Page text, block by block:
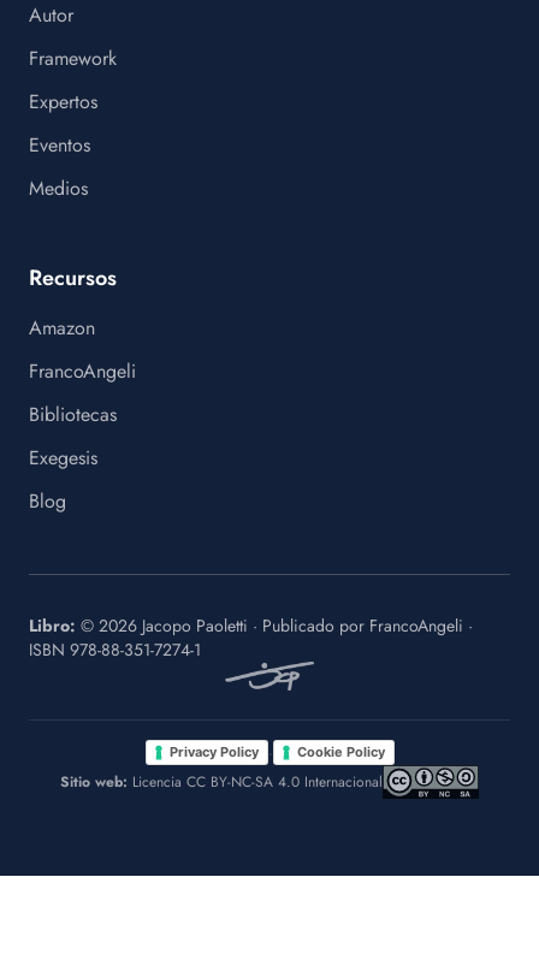
Autor
Framework
Expertos
Eventos
Medios
Recursos
Amazon
FrancoAngeli
Bibliotecas
Exegesis
Blog
Libro: © 2026 Jacopo Paoletti · Publicado por FrancoAngeli ·
ISBN 978-88-351-7274-1
Privacy Policy · Cookie Policy
Sitio web: Licencia CC BY-NC-SA 4.0 Internacional